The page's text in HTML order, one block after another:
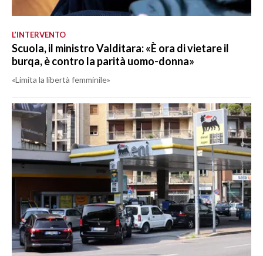
L’INTERVENTO
Scuola, il ministro Valditara: «È ora di vietare il
burqa, è contro la parità uomo-donna»
«Limita la libertà femminile»